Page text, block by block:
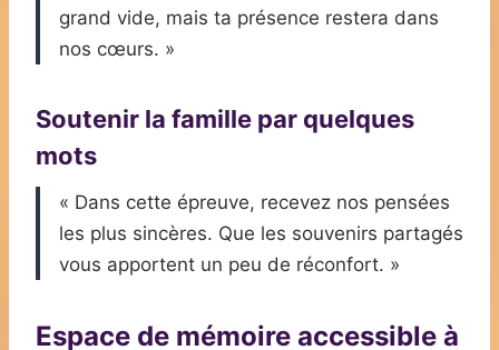
grand vide, mais ta présence restera dans
nos cœurs. »
Soutenir la famille par quelques
mots
« Dans cette épreuve, recevez nos pensées
les plus sincères. Que les souvenirs partagés
vous apportent un peu de réconfort. »
Espace de mémoire accessible à